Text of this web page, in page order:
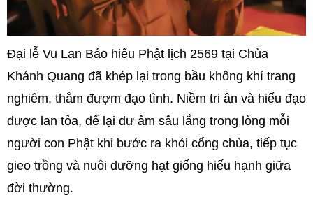
Đại lễ Vu Lan Báo hiếu Phật lịch 2569 tại Chùa
Khánh Quang đã khép lại trong bầu không khí trang
nghiêm, thắm đượm đạo tình. Niềm tri ân và hiếu đạo
được lan tỏa, để lại dư âm sâu lắng trong lòng mỗi
người con Phật khi bước ra khỏi cổng chùa, tiếp tục
gieo trồng và nuôi dưỡng hạt giống hiếu hạnh giữa
đời thường.